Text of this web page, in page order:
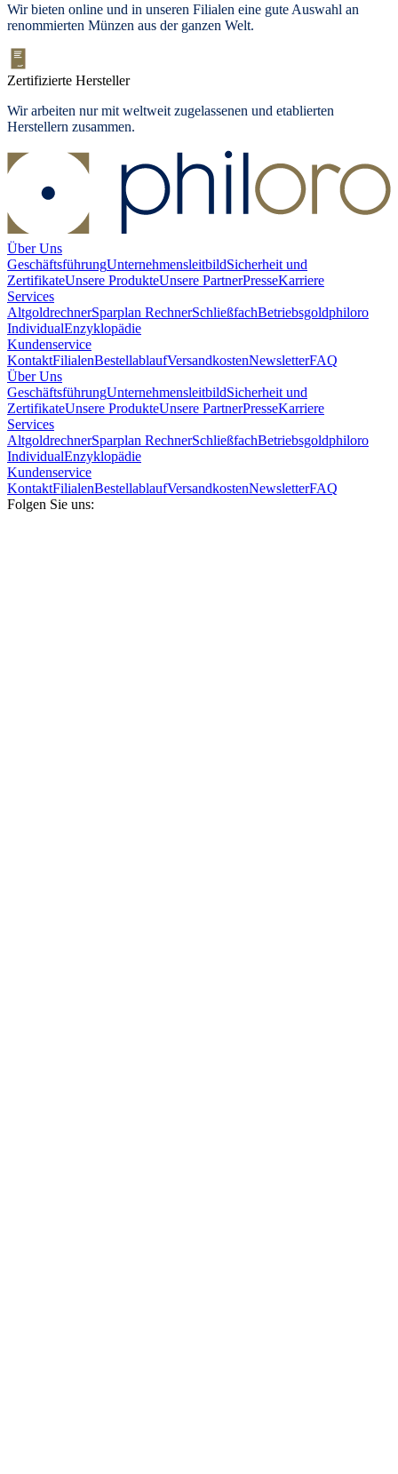
Wir bieten online und in unseren Filialen eine gute Auswahl an
renommierten Münzen aus der ganzen Welt.
Zertifizierte Hersteller
Wir arbeiten nur mit weltweit zugelassenen und etablierten
Herstellern zusammen.
Über Uns
GeschäftsführungUnternehmensleitbildSicherheit und
ZertifikateUnsere ProdukteUnsere PartnerPresseKarriere
Services
AltgoldrechnerSparplan RechnerSchließfachBetriebsgoldphiloro
IndividualEnzyklopädie
Kundenservice
KontaktFilialenBestellablaufVersandkostenNewsletterFAQ
Über Uns
GeschäftsführungUnternehmensleitbildSicherheit und
ZertifikateUnsere ProdukteUnsere PartnerPresseKarriere
Services
AltgoldrechnerSparplan RechnerSchließfachBetriebsgoldphiloro
IndividualEnzyklopädie
Kundenservice
KontaktFilialenBestellablaufVersandkostenNewsletterFAQ
Folgen Sie uns: